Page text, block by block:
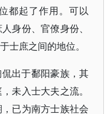
都起了作用。可以
身份、官僚身份、
士庶之间的地位。
出于鄱阳豪族，其
未入士大夫之流。
已为南方士族社会